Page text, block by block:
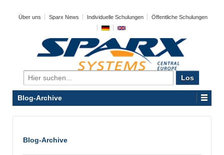
Über uns Sparx News Individuelle Schulungen Öffentliche Schulungen
Search
for:
Blog-Archive
Blog-Archive